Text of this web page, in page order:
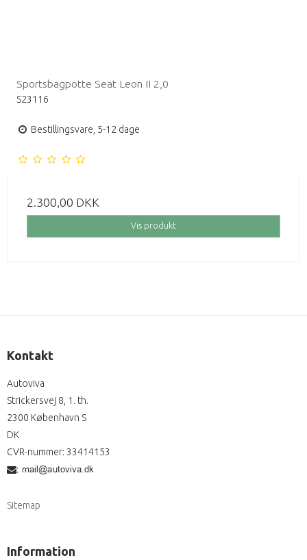
Sportsbagpotte Seat Leon II 2,0
S23116
Bestillingsvare, 5-12 dage
2.300,00 DKK
Vis produkt
Kontakt
Autoviva
Strickersvej 8, 1. th.
2300 København S
DK
CVR-nummer: 33414153
:
Sitemap
Information